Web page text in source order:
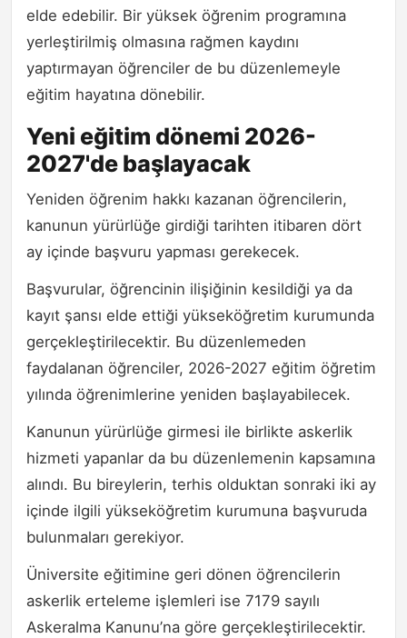
elde edebilir. Bir yüksek öğrenim programına
yerleştirilmiş olmasına rağmen kaydını
yaptırmayan öğrenciler de bu düzenlemeyle
eğitim hayatına dönebilir.
Yeni eğitim dönemi 2026-
2027'de başlayacak
Yeniden öğrenim hakkı kazanan öğrencilerin,
kanunun yürürlüğe girdiği tarihten itibaren dört
ay içinde başvuru yapması gerekecek.
Başvurular, öğrencinin ilişiğinin kesildiği ya da
kayıt şansı elde ettiği yükseköğretim kurumunda
gerçekleştirilecektir. Bu düzenlemeden
faydalanan öğrenciler, 2026-2027 eğitim öğretim
yılında öğrenimlerine yeniden başlayabilecek.
Kanunun yürürlüğe girmesi ile birlikte askerlik
hizmeti yapanlar da bu düzenlemenin kapsamına
alındı. Bu bireylerin, terhis olduktan sonraki iki ay
içinde ilgili yükseköğretim kurumuna başvuruda
bulunmaları gerekiyor.
Üniversite eğitimine geri dönen öğrencilerin
askerlik erteleme işlemleri ise 7179 sayılı
Askeralma Kanunu’na göre gerçekleştirilecektir.